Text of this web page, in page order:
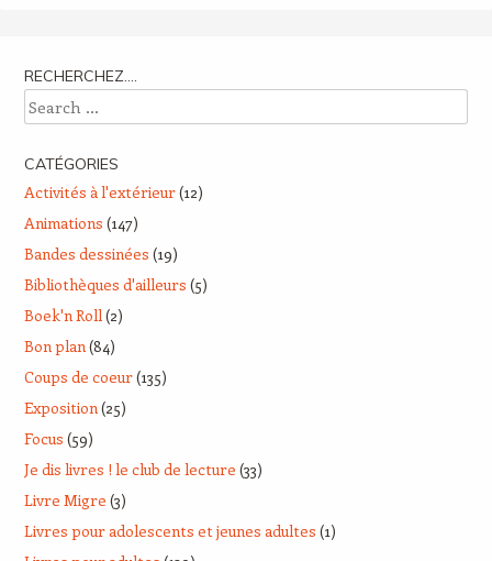
RECHERCHEZ….
Search
CATÉGORIES
Activités à l'extérieur(12)
Animations (147)
Bandes dessinées (19)
Bibliothèques d'ailleurs (5)
Boek'n Roll(2)
Bon plan(84)
Coups de coeur(135)
Exposition(25)
Focus (59)
Je dis livres ! le club de lecture (33)
Livre Migre (3)
Livres pour adolescents et jeunes adultes (1)